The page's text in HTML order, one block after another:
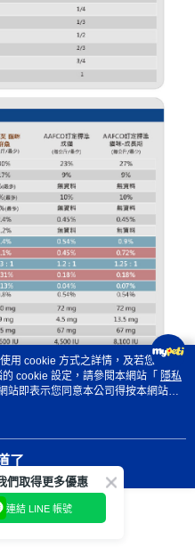
用 cookie 方式之詳情，及若您不希
cookie 設定，請參閱本網站「 隱私
站即表示您同意本公司得按本網站使
了
們取得更多優惠
連結 LINE 帳號